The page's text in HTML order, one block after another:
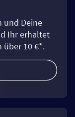
und Deine
Ihr erhaltet
über 10 €*.